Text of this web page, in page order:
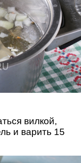
вилкой,
и варить 15